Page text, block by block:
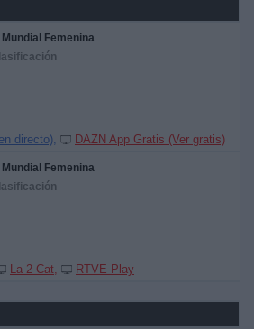
Mundial Femenina
directo) DAZN App Gratis (Ver gratis)
Mundial Femenina
La 2 Cat RTVE Play